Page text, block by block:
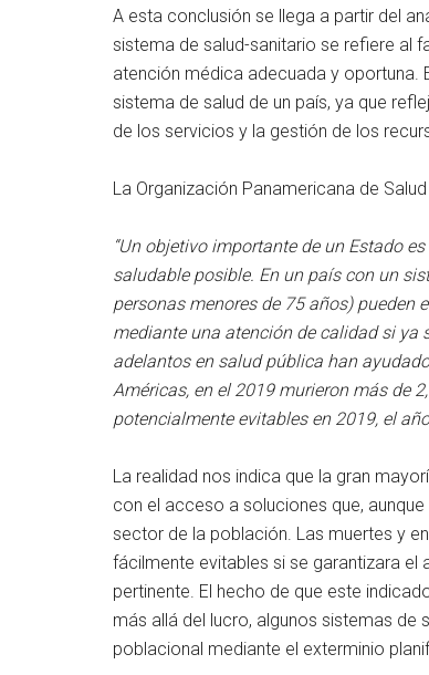
A esta conclusión se llega a partir del
sistema de salud-sanitario se refiere al
atención médica adecuada y oportuna.
sistema de salud de un país, ya que
de los servicios y la gestión de los
La Organización Panamericana de Salud
“Un objetivo importante de un Estado
saludable posible. En un país con un
personas menores de 75 años) pueden
mediante una atención de calidad si ya
adelantos en salud pública han
Américas, en el 2019 murieron más de
potencialmente evitables en 2019, el
La realidad nos indica que la gran
con el acceso a soluciones que,
sector de la población. Las muertes y
fácilmente evitables si se garantizara
pertinente. El hecho de que este
más allá del lucro, algunos sistemas de
poblacional mediante el exterminio